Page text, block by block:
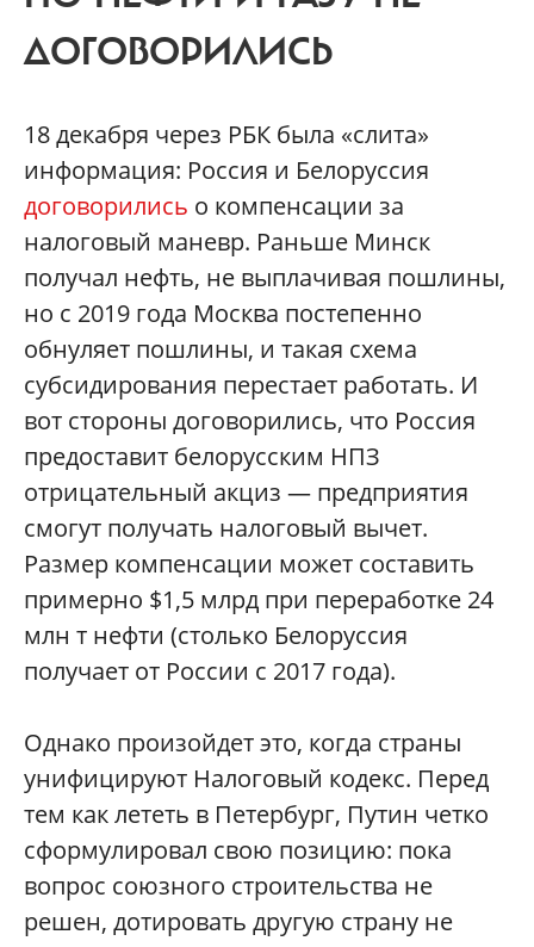
ДОГОВОРИЛИСЬ
18 декабря через РБК была «слита»
информация: Россия и Белоруссия
договорились о компенсации за
налоговый маневр. Раньше Минск
получал нефть, не выплачивая пошлины,
но с 2019 года Москва постепенно
обнуляет пошлины, и такая схема
субсидирования перестает работать. И
вот стороны договорились, что Россия
предоставит белорусским НПЗ
отрицательный акциз — предприятия
смогут получать налоговый вычет.
Размер компенсации может составить
примерно $1,5 млрд при переработке 24
млн т нефти (столько Белоруссия
получает от России с 2017 года).
Однако произойдет это, когда страны
унифицируют Налоговый кодекс. Перед
тем как лететь в Петербург, Путин четко
сформулировал свою позицию: пока
вопрос союзного строительства не
решен, дотировать другую страну не